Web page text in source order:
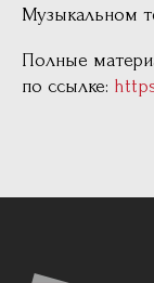
Музыкальном
Полные
по ссылке: